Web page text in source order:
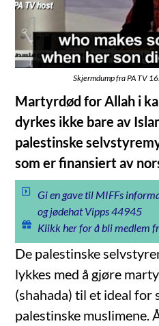
Skjermdump fra PA TV
Martyrdød for Allah i
dyrkes ikke bare av
palestinske
som er finansiert av
Gi en gave til MIFFs
og jødehat Vipps 44945
Klikk her for å bli medlem
De palestinske
lykkes med å gjøre
(shahada) til et ideal for
palestinske muslimene.